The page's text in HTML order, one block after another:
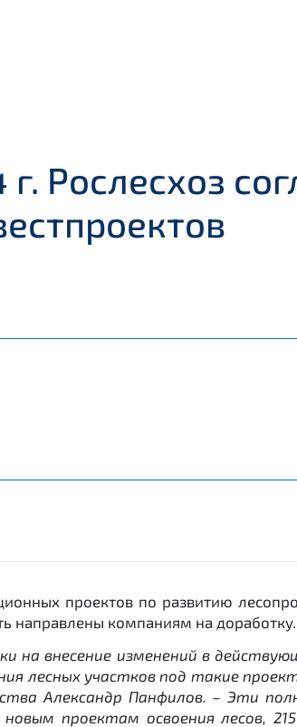
Рослесхоз
проектов по развитию
направлены компаниям на доработку.
на внесение изменений в
лесных участков под такие
Александр Панфилов. – Эти
проектам освоения лесов, 215